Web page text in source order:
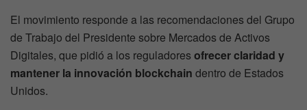
El movimiento responde a las recomendaciones del Grupo
de Trabajo del Presidente sobre Mercados de Activos
Digitales, que pidió a los reguladoresofrecer claridad y
mantener la innovación blockchain dentro de Estados
Unidos.